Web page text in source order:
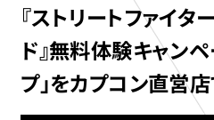
『ストリートファイ
ド』無料体験キャン
プ」をカプコン直営